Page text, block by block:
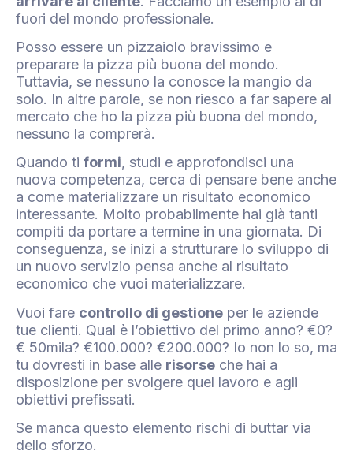
fuori del mondo professionale.
Posso essere un pizzaiolo bravissimo e
preparare la pizza più buona del mondo.
Tuttavia, se nessuno la conosce la mangio da
solo. In altre parole, se non riesco a far sapere al
mercato che ho la pizza più buona del mondo,
nessuno la comprerà.
Quando ti formi, studi e approfondisci una
nuova competenza, cerca di pensare bene anche
a come materializzare un risultato economico
interessante. Molto probabilmente hai già tanti
compiti da portare a termine in una giornata. Di
conseguenza, se inizi a strutturare lo sviluppo di
un nuovo servizio pensa anche al risultato
economico che vuoi materializzare.
Vuoi fare controllo di gestione per le aziende
tue clienti. Qual è l’obiettivo del primo anno? €0?
€ 50mila? €100.000? €200.000? Io non lo so, ma
tu dovresti in base alle risorse che hai a
disposizione per svolgere quel lavoro e agli
obiettivi prefissati.
Se manca questo elemento rischi di buttar via
dello sforzo.